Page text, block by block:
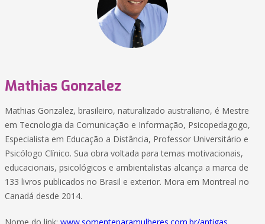
Mathias Gonzalez
Mathias Gonzalez, brasileiro, naturalizado australiano, é Mestre
em Tecnologia da Comunicação e Informação, Psicopedagogo,
Especialista em Educação a Distância, Professor Universitário e
Psicólogo Clínico. Sua obra voltada para temas motivacionais,
educacionais, psicológicos e ambientalistas alcança a marca de
133 livros publicados no Brasil e exterior. Mora em Montreal no
Canadá desde 2014.